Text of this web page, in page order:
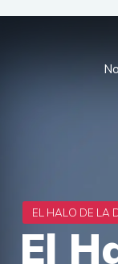
Saltar
El